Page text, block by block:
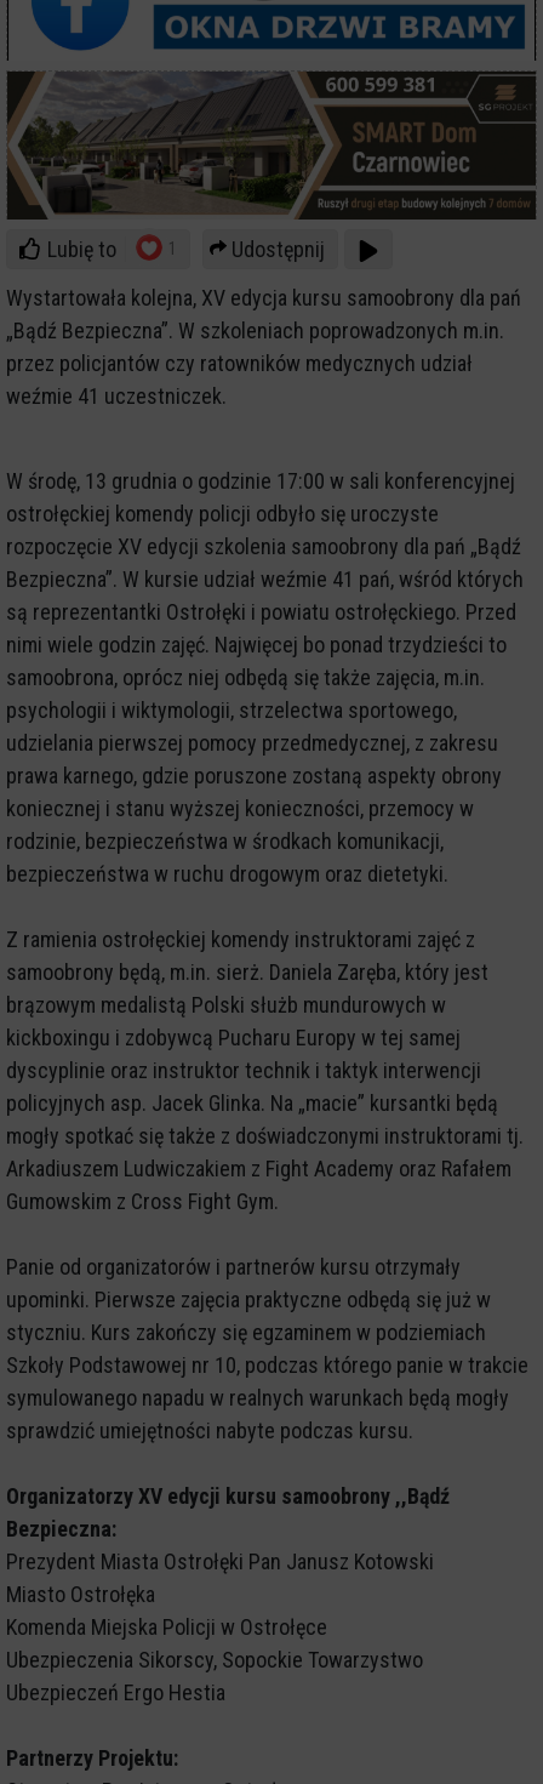
Lubię to 1
Udostępnij
Wystartowała kolejna, XV edycja kursu samoobrony dla pań
„Bądź Bezpieczna”. W szkoleniach poprowadzonych m.in.
przez policjantów czy ratowników medycznych udział
weźmie 41 uczestniczek.
W środę, 13 grudnia o godzinie 17:00 w sali konferencyjnej
ostrołęckiej komendy policji odbyło się uroczyste
rozpoczęcie XV edycji szkolenia samoobrony dla pań „Bądź
Bezpieczna”. W kursie udział weźmie 41 pań, wśród których
są reprezentantki Ostrołęki i powiatu ostrołęckiego. Przed
nimi wiele godzin zajęć. Najwięcej bo ponad trzydzieści to
samoobrona, oprócz niej odbędą się także zajęcia, m.in.
psychologii i wiktymologii, strzelectwa sportowego,
udzielania pierwszej pomocy przedmedycznej, z zakresu
prawa karnego, gdzie poruszone zostaną aspekty obrony
koniecznej i stanu wyższej konieczności, przemocy w
rodzinie, bezpieczeństwa w środkach komunikacji,
bezpieczeństwa w ruchu drogowym oraz dietetyki.
Z ramienia ostrołęckiej komendy instruktorami zajęć z
samoobrony będą, m.in. sierż. Daniela Zaręba, który jest
brązowym medalistą Polski służb mundurowych w
kickboxingu i zdobywcą Pucharu Europy w tej samej
dyscyplinie oraz instruktor technik i taktyk interwencji
policyjnych asp. Jacek Glinka. Na „macie” kursantki będą
mogły spotkać się także z doświadczonymi instruktorami tj.
Arkadiuszem Ludwiczakiem z Fight Academy oraz Rafałem
Gumowskim z Cross Fight Gym.
Panie od organizatorów i partnerów kursu otrzymały
upominki. Pierwsze zajęcia praktyczne odbędą się już w
styczniu. Kurs zakończy się egzaminem w podziemiach
Szkoły Podstawowej nr 10, podczas którego panie w trakcie
symulowanego napadu w realnych warunkach będą mogły
sprawdzić umiejętności nabyte podczas kursu.
Organizatorzy XV edycji kursu samoobrony ,,Bądź
Bezpieczna:
Prezydent Miasta Ostrołęki Pan Janusz Kotowski
Miasto Ostrołęka
Komenda Miejska Policji w Ostrołęce
Ubezpieczenia Sikorscy, Sopockie Towarzystwo
Ubezpieczeń Ergo Hestia
Partnerzy Projektu: